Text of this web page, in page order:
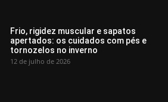
Frio, rigidez muscular e sapatos
apertados: os cuidados com pés e
tornozelos no inverno
12 de julho de 2026